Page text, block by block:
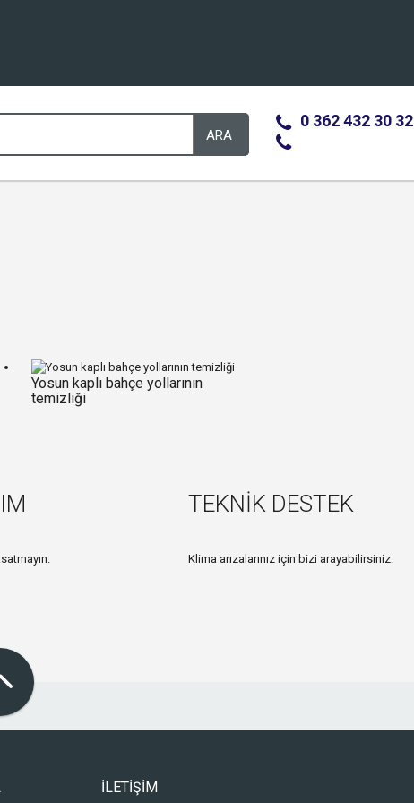
ARA
0 362 432 30 32
Yosun kaplı bahçe yollarının
temizliği
TEKNİK DESTEK
Klima arızalarınız için bizi arayabilirsiniz.
İLETİŞİM